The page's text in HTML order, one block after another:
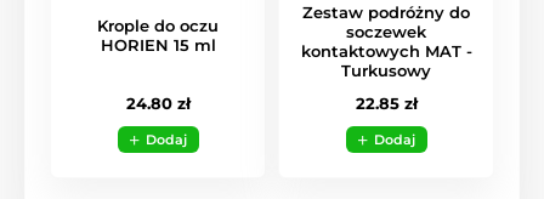
Krople do oczu
HORIEN 15 ml
24.80 zł
Dodaj
Zestaw podróżny do
soczewek
kontaktowych MAT -
Turkusowy
22.85 zł
Dodaj